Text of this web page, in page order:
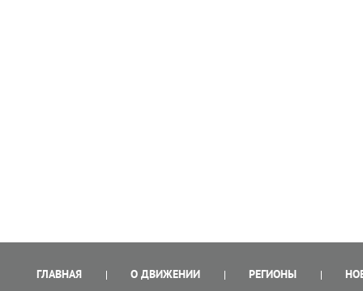
ГЛАВНАЯ О ДВИЖЕНИИ РЕГИОНЫ